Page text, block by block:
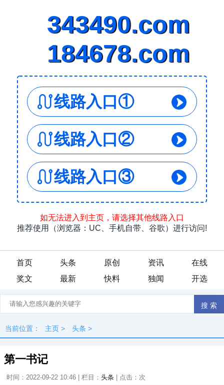
首页 头条 原创 资讯
在线
奖文
最新 快料 独闻 开选
当前位置： 主页 > 头条 >
第一书记
时间：2022-09-22 10:46 | 栏目： 头条 | 点击： 次